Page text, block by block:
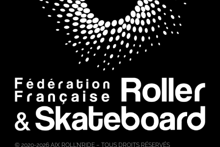
© 2020-2026 AIX ROLL’N’RIDE – TOUS DROITS RÉSERVÉS